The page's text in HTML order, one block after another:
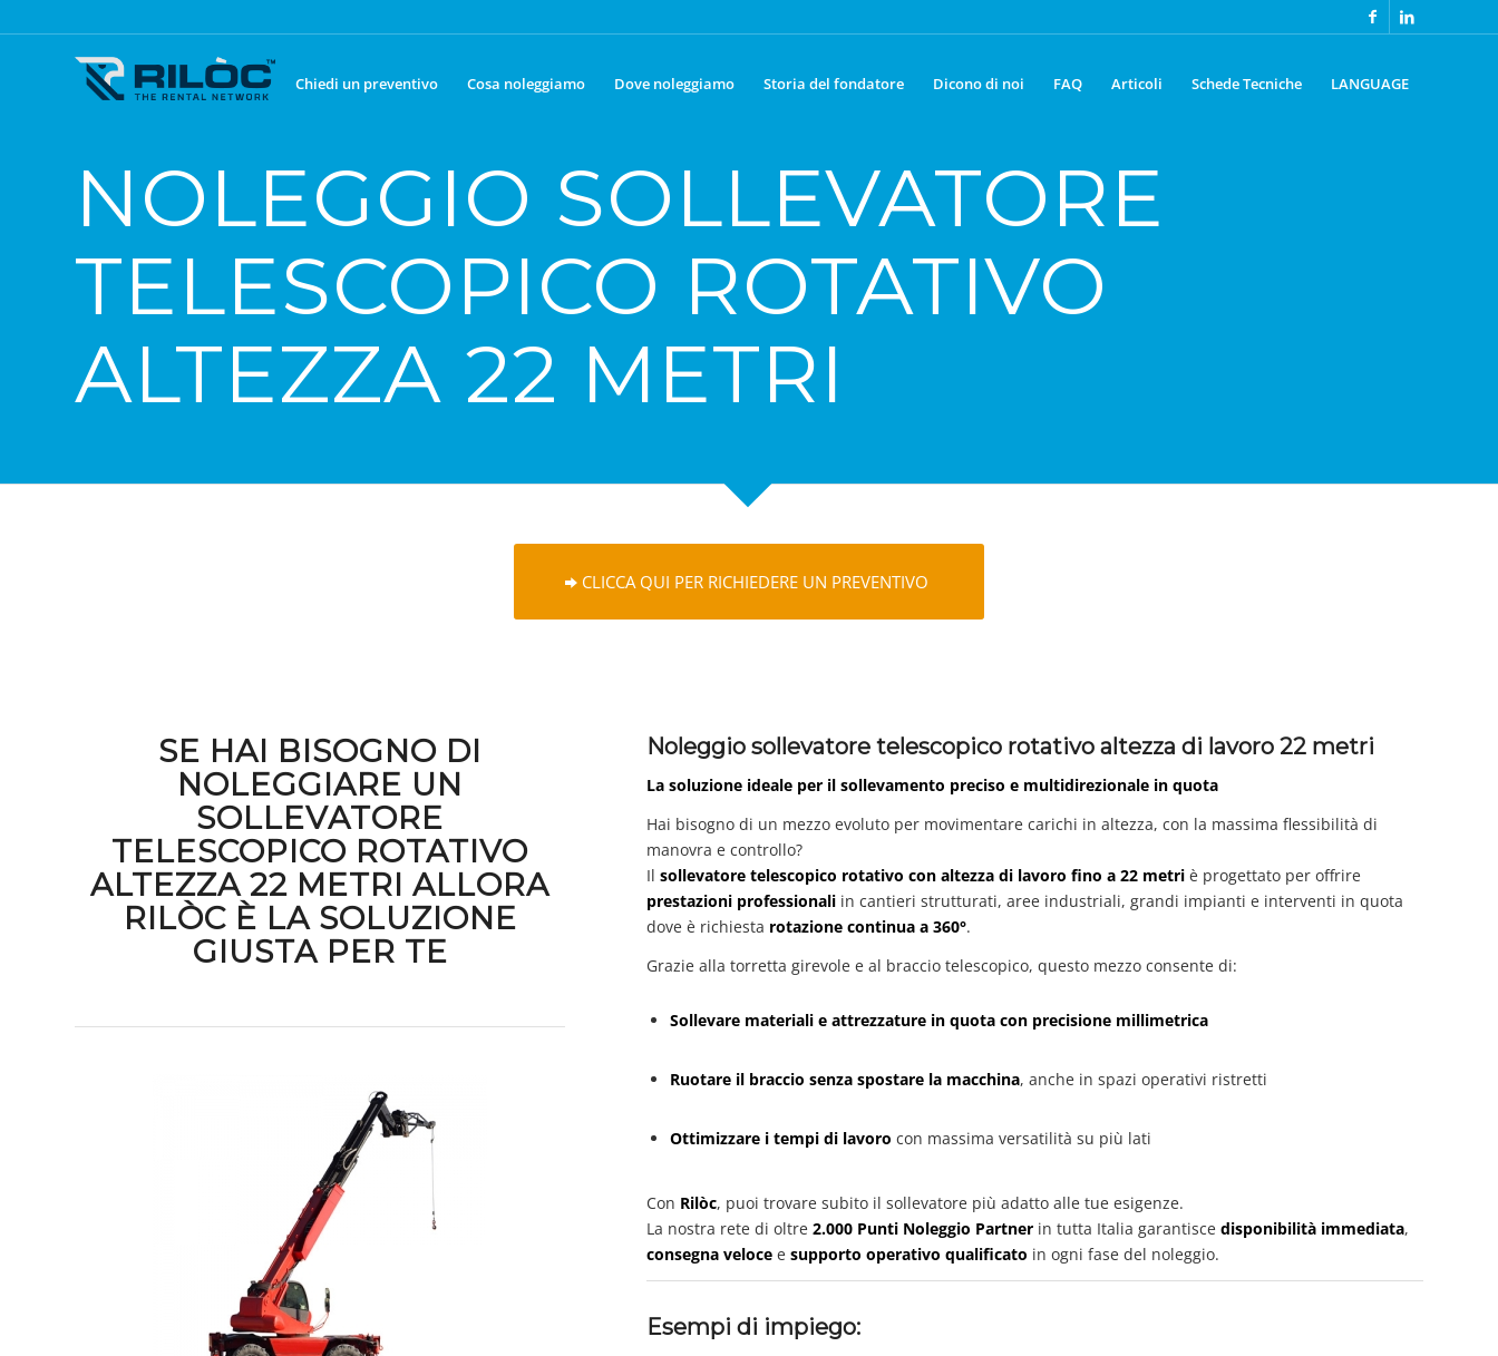
Chiedi un preventivo Cosa noleggiamo Dove noleggiamo Storia del fondatore Dicono di noi FAQ Articoli Schede Tecniche LANGUAGE
NOLEGGIO SOLLEVATORE
TELESCOPICO ROTATIVO
ALTEZZA 22 METRI
CLICCA QUI PER RICHIEDERE UN PREVENTIVO
SE HAI BISOGNO DI
NOLEGGIARE UN
SOLLEVATORE
TELESCOPICO ROTATIVO
ALTEZZA 22 METRI ALLORA
RILÒC È LA SOLUZIONE
GIUSTA PER TE
Noleggio sollevatore telescopico rotativo altezza di lavoro 22 metri
La soluzione ideale per il sollevamento preciso e multidirezionale in quota
Hai bisogno di un mezzo evoluto per movimentare carichi in altezza, con la massima flessibilità di
manovra e controllo?
Ilsollevatore telescopico rotativo con altezza di lavoro fino a 22 metri è progettato per offrire
prestazioni professionali in cantieri strutturati, aree industriali, grandi impianti e interventi in quota
dove è richiesta rotazione continua a 360°.
Grazie alla torretta girevole e al braccio telescopico, questo mezzo consente di:
Sollevare materiali e attrezzature in quota con precisione millimetrica
Ruotare il braccio senza spostare la macchina, anche in spazi operativi ristretti
Ottimizzare i tempi di lavoro con massima versatilità su più lati
Con Rilòc, puoi trovare subito il sollevatore più adatto alle tue esigenze.
La nostra rete di oltre2.000 Punti Noleggio Partner in tutta Italia garantiscedisponibilità immediata,
consegna veloce esupporto operativo qualificato in ogni fase del noleggio.
Esempi di impiego: